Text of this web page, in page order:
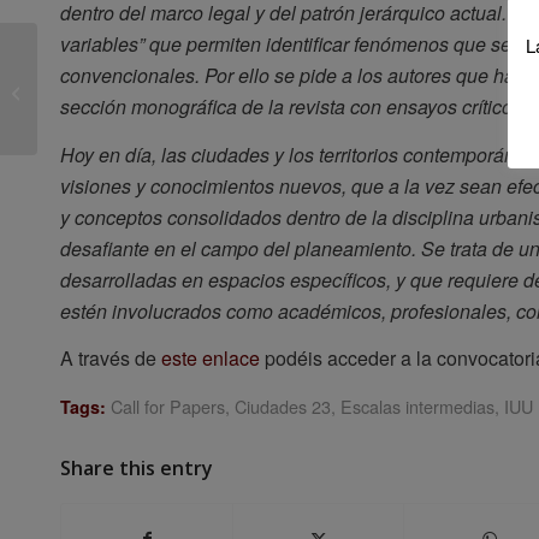
dentro del marco legal y del patrón jerárquico actual.
variables” que permiten identificar fenómenos que
convencionales. Por ello se pide a los autores que
sección monográfica de la revista con ensayos críticos
Hoy en día, las ciudades y los territorios
visiones y conocimientos nuevos, que a la vez sean
y conceptos consolidados dentro de la disciplina
desafiante en el campo del planeamiento. Se trata de
desarrolladas en espacios específicos, y que requiere
estén involucrados como académicos, profesionales,
A través de este enlace podéis acceder a la
Tags: Call for Papers Ciudades 23 Escalas intermedias IUU
Share this entry
Resumen del coloquio
internacional Récits de
ville/Relatos de ciudad